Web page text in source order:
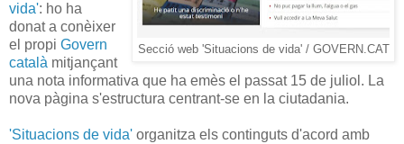
Secció web 'Situacions de vida' / GOVERN.CAT
vida': ho ha
donat a conèixer
el propi Govern
català mitjançant
una nota informativa que ha emès el passat 15 de juliol. La
nova pàgina s'estructura centrant-se en la ciutadania.
'Situacions de vida' organitza els continguts d'acord amb